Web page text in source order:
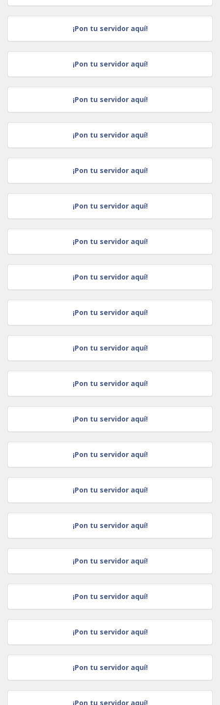
¡Pon tu servidor aquí!
¡Pon tu servidor aquí!
¡Pon tu servidor aquí!
¡Pon tu servidor aquí!
¡Pon tu servidor aquí!
¡Pon tu servidor aquí!
¡Pon tu servidor aquí!
¡Pon tu servidor aquí!
¡Pon tu servidor aquí!
¡Pon tu servidor aquí!
¡Pon tu servidor aquí!
¡Pon tu servidor aquí!
¡Pon tu servidor aquí!
¡Pon tu servidor aquí!
¡Pon tu servidor aquí!
¡Pon tu servidor aquí!
¡Pon tu servidor aquí!
¡Pon tu servidor aquí!
¡Pon tu servidor aquí!
¡Pon tu servidor aquí!